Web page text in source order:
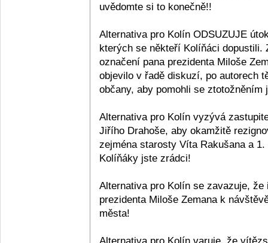
uvědomte si to konečně!!
Alternativa pro Kolín ODSUZUJE
kterých se někteří Kolíňáci dopustili.
označení pana prezidenta Miloše
objevilo v řadě diskuzí, po autorech
občany, aby pomohli se ztotožněním
Alternativa pro Kolín vyzývá
Jiřího Drahoše, aby okamžitě
zejména starosty Víta Rakušana a
Kolíňáky jste zrádci!
Alternativa pro Kolín se zavazuje,
prezidenta Miloše Zemana k
města!